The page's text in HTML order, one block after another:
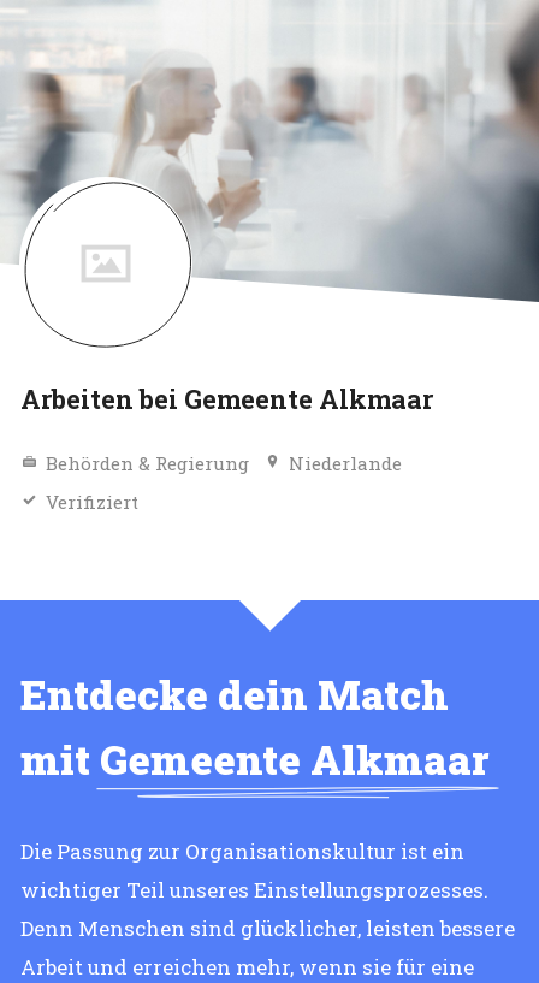
Arbeiten bei Gemeente Alkmaar
Behörden & Regierung
Niederlande
Verifiziert
Entdecke dein Match
mit Gemeente Alkmaar
Die Passung zur Organisationskultur ist ein
wichtiger Teil unseres Einstellungsprozesses.
Denn Menschen sind glücklicher, leisten bessere
Arbeit und erreichen mehr, wenn sie für eine